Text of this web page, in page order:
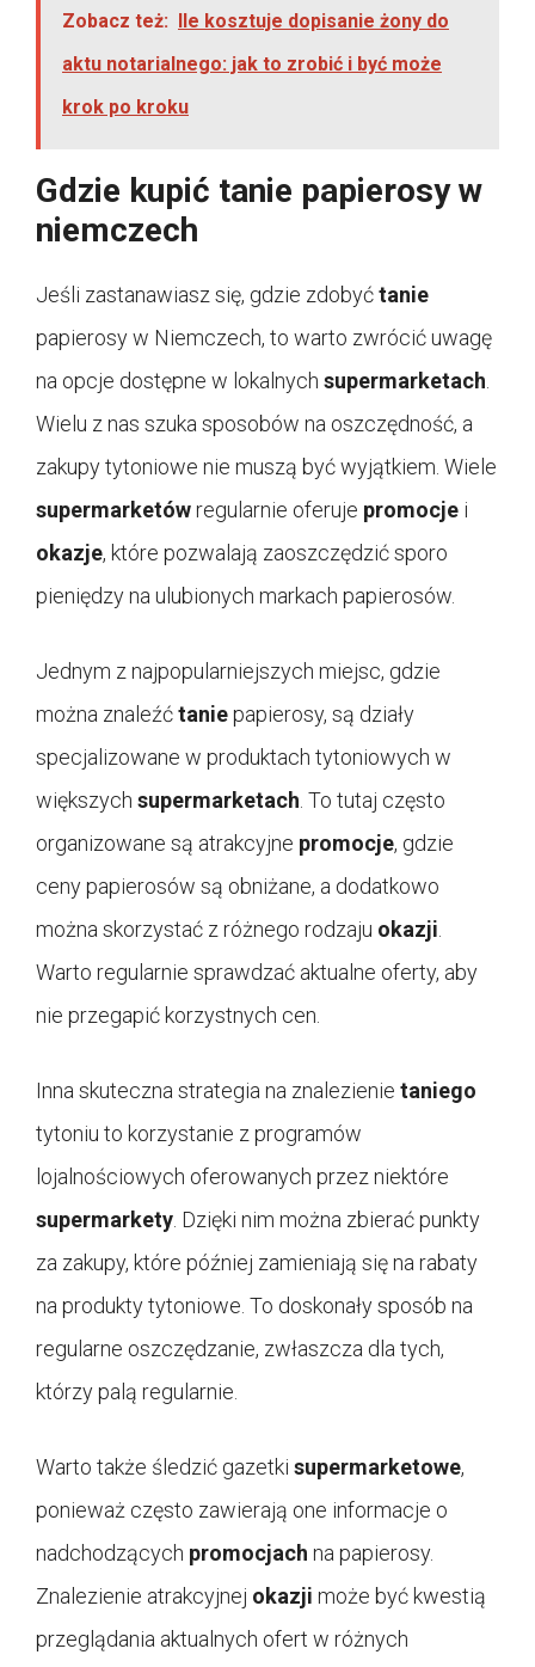
Zobacz też: Ile kosztuje dopisanie żony do
aktu notarialnego: jak to zrobić i być może
krok po kroku
Gdzie kupić tanie papierosy w
niemczech
Jeśli zastanawiasz się, gdzie zdobyćtanie
papierosy w Niemczech, to warto zwrócić uwagę
na opcje dostępne w lokalnych supermarketach
Wielu z nas szuka sposobów na oszczędność, a
zakupy tytoniowe nie muszą być wyjątkiem. Wiele
supermarketówregularnie oferuje promocje i
okazje, które pozwalają zaoszczędzić sporo
pieniędzy na ulubionych markach papierosów.
Jednym z najpopularniejszych miejsc, gdzie
można znaleźćtaniepapierosy, są działy
specjalizowane w produktach tytoniowych w
większych supermarketach . To tutaj często
organizowane są atrakcyjne promocje, gdzie
ceny papierosów są obniżane, a dodatkowo
można skorzystać z różnego rodzaju okazji
Warto regularnie sprawdzać aktualne oferty, aby
nie przegapić korzystnych cen.
Inna skuteczna strategia na znalezienie taniego
tytoniu to korzystanie z programów
lojalnościowych oferowanych przez niektóre
supermarkety . Dzięki nim można zbierać punkty
za zakupy, które później zamieniają się na rabaty
na produkty tytoniowe. To doskonały sposób na
regularne oszczędzanie, zwłaszcza dla tych,
którzy palą regularnie.
Warto także śledzić gazetki supermarketowe,
ponieważ często zawierają one informacje o
nadchodzących promocjach na papierosy.
Znalezienie atrakcyjnej okazji może być kwestią
przeglądania aktualnych ofert w różnych